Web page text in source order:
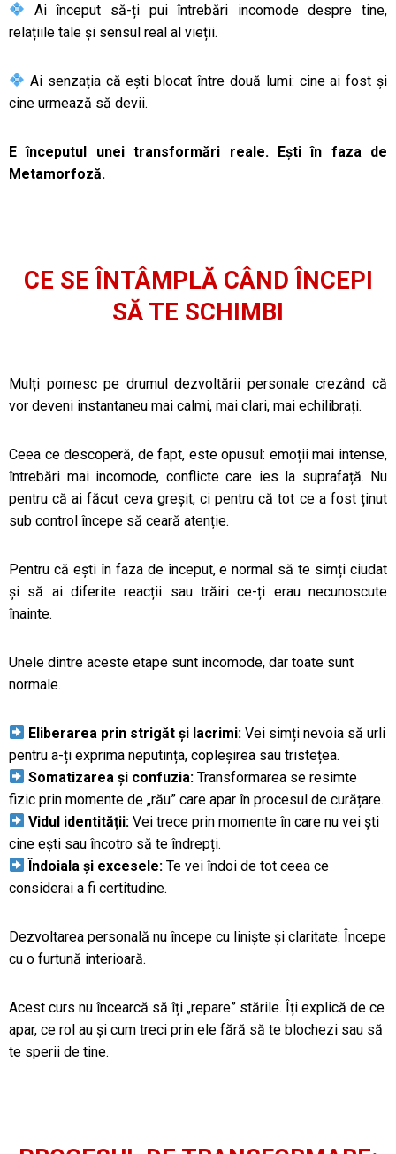
Ai început să-ți pui întrebări incomode despre tine,
relațiile tale și sensul real al vieții.
Ai senzația că ești blocat între două lumi: cine ai fost și
cine urmează să devii.
E începutul unei transformări reale. Ești în faza de
Metamorfoză.
CE SE ÎNTÂMPLĂ CÂND ÎNCEPI
SĂ TE SCHIMBI
Mulți pornesc pe drumul dezvoltării personale crezând că
vor deveni instantaneu mai calmi, mai clari, mai echilibrați.
Ceea ce descoperă, de fapt, este opusul: emoții mai intense,
întrebări mai incomode, conflicte care ies la suprafață. Nu
pentru că ai făcut ceva greșit, ci pentru că tot ce a fost ținut
sub control începe să ceară atenție.
Pentru că ești în faza de început, e normal să te simți ciudat
și să ai diferite reacții sau trăiri ce-ți erau necunoscute
înainte.
Unele dintre aceste etape sunt incomode, dar toate sunt
normale.
Eliberarea prin strigăt și lacrimi: Vei simți nevoia să urli
pentru a-ți exprima neputința, copleșirea sau tristețea.
Somatizarea și confuzia: Transformarea se resimte
fizic prin momente de „rău” care apar în procesul de curățare.
Vidul identității: Vei trece prin momente în care nu vei ști
cine ești sau încotro să te îndrepți.
Îndoiala și excesele: Te vei îndoi de tot ceea ce
considerai a fi certitudine.
Dezvoltarea personală nu începe cu liniște și claritate. Începe
cu o furtună interioară.
Acest curs nu încearcă să îți „repare” stările. Îți explică de ce
apar, ce rol au și cum treci prin ele fără să te blochezi sau să
te sperii de tine.